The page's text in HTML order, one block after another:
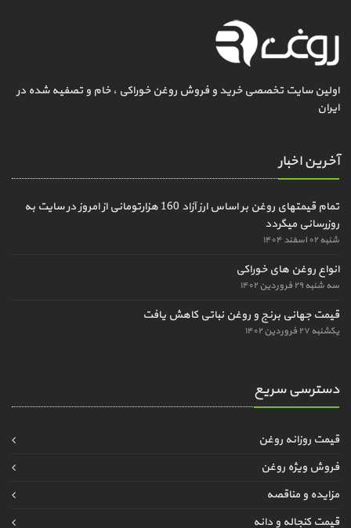
اولین سایت تخصصی خرید و فروش روغن خوراکی ، خام و تصفیه شده در
ایران
آخرین اخبار
تمام قیمتهای روغن بر اساس ارز آزاد 160 هزارتومانی از امروز در سایت به
روزرسانی میگردد
شنبه ۰۲ اسفند ۱۴۰۴
انواع روغن های خوراکی
سه شنبه ۲۹ فروردین ۱۴۰۲
قیمت جهانی برنج و روغن نباتی کاهش یافت
یکشنبه ۲۷ فروردین ۱۴۰۲
دسترسی سریع
قیمت روزانه روغن
فروش ویژه روغن
مزایده و مناقصه
قیمت کنجاله و دانه